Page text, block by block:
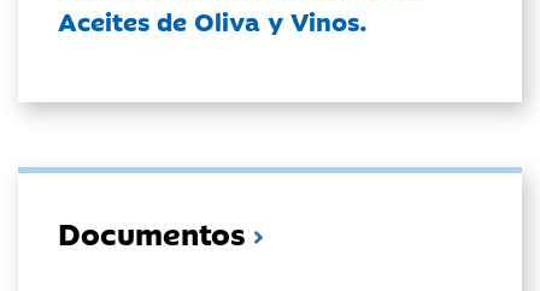
Aceites de Oliva y Vinos.
Documentos